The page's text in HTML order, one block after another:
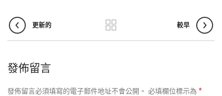
更新的 較早
發佈留言
發佈留言必須填寫的電子郵件地址不會公開。 必填欄位標示為 *